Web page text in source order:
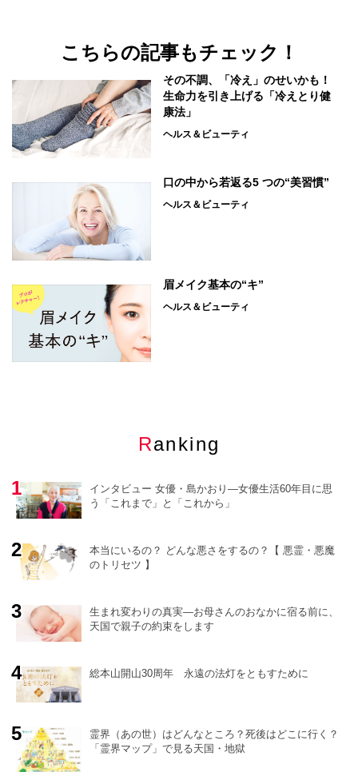
こちらの記事もチェック！
その不調、「冷え」のせいかも！
生命力を引き上げる「冷えとり健
康法」
ヘルス＆ビューティ
口の中から若返る5 つの“美習慣”
ヘルス＆ビューティ
眉メイク基本の“キ”
ヘルス＆ビューティ
Ranking
インタビュー 女優・島かおり―女優生活60年目に思
う「これまで」と「これから」
本当にいるの？ どんな悪さをするの？【 悪霊・悪魔
のトリセツ 】
生まれ変わりの真実―お母さんのおなかに宿る前に、
天国で親子の約束をします
総本山開山30周年 永遠の法灯をともすために
霊界（あの世）はどんなところ？死後はどこに行く？
「霊界マップ」で見る天国・地獄